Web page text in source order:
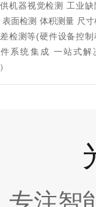
机器视觉检测 工业缺
表面检测 体积测量 尺寸
检测等(硬件设备控制
系统集成 一站式解